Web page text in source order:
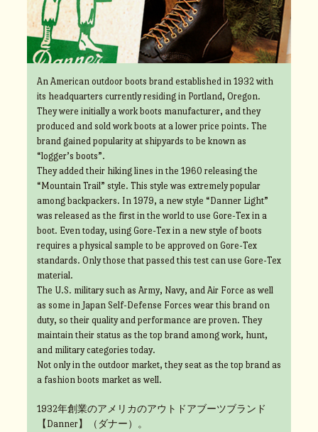
An American outdoor boots brand established in 1932 with
its headquarters currently residing in Portland, Oregon.
They were initially a work boots manufacturer, and they
produced and sold work boots at a lower price points. The
brand gained popularity at shipyards to be known as
“logger’s boots”.
They added their hiking lines in the 1960 releasing the
“Mountain Trail” style. This style was extremely popular
among backpackers. In 1979, a new style “Danner Light”
was released as the first in the world to use Gore-Tex in a
boot. Even today, using Gore-Tex in a new style of boots
requires a physical sample to be approved on Gore-Tex
standards. Only those that passed this test can use Gore-Tex
material.
The U.S. military such as Army, Navy, and Air Force as well
as some in Japan Self-Defense Forces wear this brand on
duty, so their quality and performance are proven. They
maintain their status as the top brand among work, hunt,
and military categories today.
Not only in the outdoor market, they seat as the top brand as
a fashion boots market as well.
1932年創業のアメリカのアウトドアブーツブランド
【Danner】（ダナー）。